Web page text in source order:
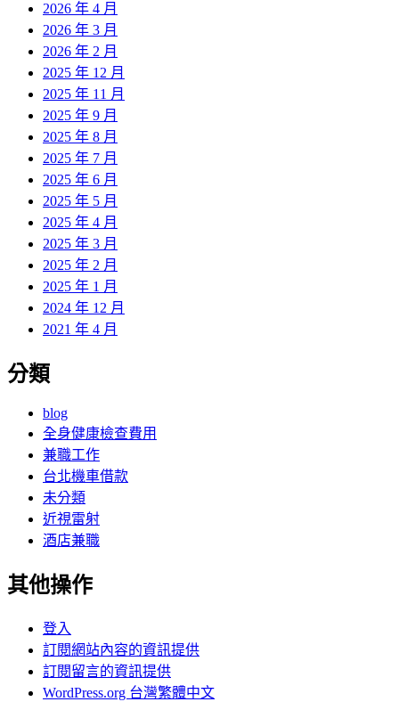
2026 年 4 月
2026 年 3 月
2026 年 2 月
2025 年 12 月
2025 年 11 月
2025 年 9 月
2025 年 8 月
2025 年 7 月
2025 年 6 月
2025 年 5 月
2025 年 4 月
2025 年 3 月
2025 年 2 月
2025 年 1 月
2024 年 12 月
2021 年 4 月
分類
blog
全身健康檢查費用
兼職工作
台北機車借款
未分類
近視雷射
酒店兼職
其他操作
登入
訂閱網站內容的資訊提供
訂閱留言的資訊提供
WordPress.org 台灣繁體中文